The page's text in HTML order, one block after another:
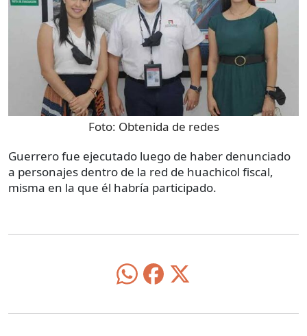
Foto: Obtenida de redes
Guerrero fue ejecutado luego de haber denunciado
a personajes dentro de la red de huachicol fiscal,
misma en la que él habría participado.